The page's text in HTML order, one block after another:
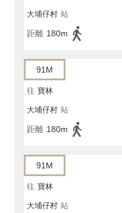
大埔仔村 站
距離 180m
91M
往 寶林
大埔仔村 站
距離 180m
91M
往 寶林
大埔仔村 站